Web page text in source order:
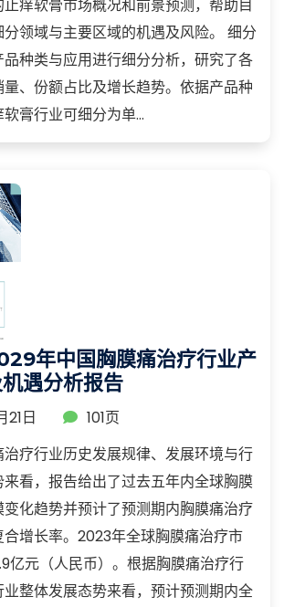
痒软膏市场概况和前景预测，帮助目
领域与主要区域的机遇及风险。 细分
种类与应用进行细分分析，研究了各
、份额占比及增长趋势。依据产品种
膏行业可细分为单...
年中国胸膜痛治疗行业产
遇分析报告
日
101页
疗行业历史发展规律、发展环境与行
看，报告给出了过去五年内全球胸膜
化趋势并预计了预测期内胸膜痛治疗
增长率。2023年全球胸膜痛治疗市
亿元（人民币）。根据胸膜痛治疗行
整体发展态势来看，预计预测期内全